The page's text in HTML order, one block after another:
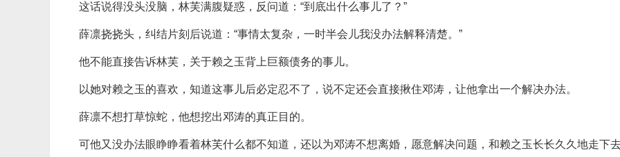
这话说得没头没脑，林芙满腹疑惑，反问道：“到底出什么事儿了？”
薛凛挠挠头，纠结片刻后说道：“事情太复杂，一时半会儿我没办法解释清楚。”
他不能直接告诉林芙，关于赖之玉背上巨额债务的事儿。
以她对赖之玉的喜欢，知道这事儿后必定忍不了，说不定还会直接揪住邓涛，让他拿出一个解决办法。
薛凛不想打草惊蛇，他想挖出邓涛的真正目的。
可他又没办法眼睁睁看着林芙什么都不知道，还以为邓涛不想离婚，愿意解决问题，和赖之玉长长久久地走下